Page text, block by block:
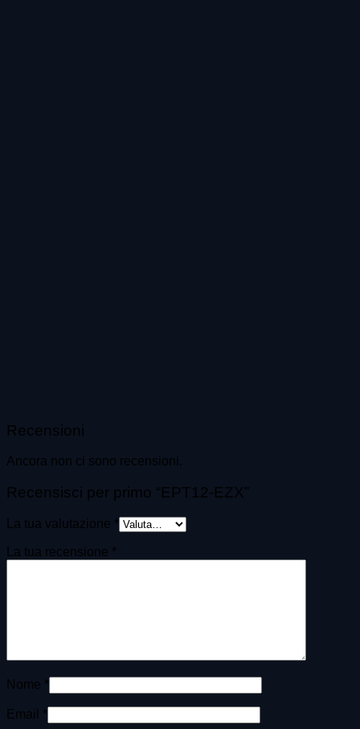
Recensioni
Ancora non ci sono recensioni.
Recensisci per primo “EPT12-EZX”
La tua valutazione *
La tua recensione *
Nome *
Email *